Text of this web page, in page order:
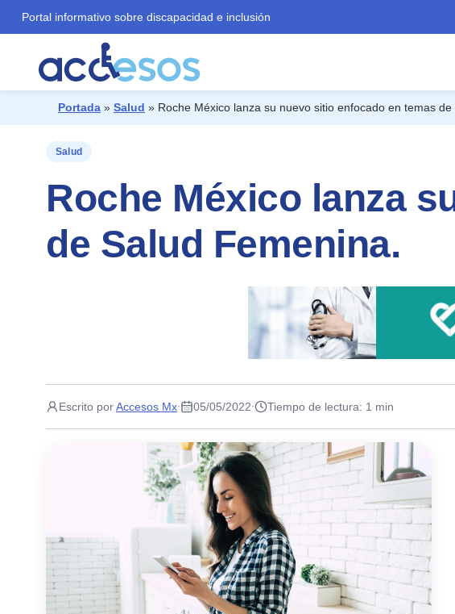
Portal informativo sobre discapacidad e inclusión
¿Qué buscas?
Portada » Salud » Roche México lanza su nuevo sitio enfocado en temas de
Salud
Roche México lanza
de Salud Femenina.
Escrito porAccesos Mx· 05/05/2022· Tiempo de lectura: 1 min